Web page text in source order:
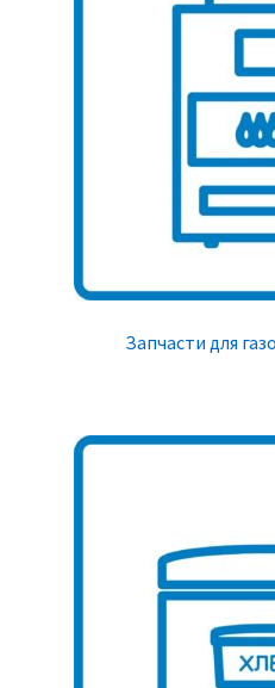
Запчасти для